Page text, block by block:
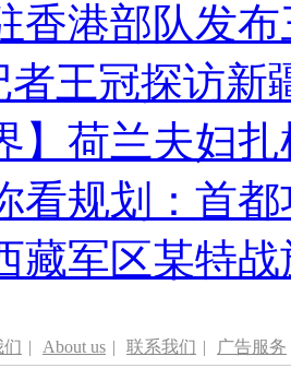
香港部队发
者王冠探访新
】荷兰夫妇
看规划：首
藏军区某特
们 | About us | 联系我们 | 广告服务